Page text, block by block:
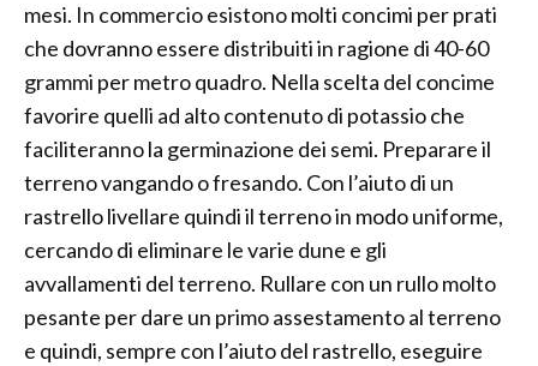
mesi. In commercio esistono molti concimi per prati
che dovranno essere distribuiti in ragione di 40-60
grammi per metro quadro. Nella scelta del concime
favorire quelli ad alto contenuto di potassio che
faciliteranno la germinazione dei semi. Preparare il
terreno vangando o fresando. Con l’aiuto di un
rastrello livellare quindi il terreno in modo uniforme,
cercando di eliminare le varie dune e gli
avvallamenti del terreno. Rullare con un rullo molto
pesante per dare un primo assestamento al terreno
e quindi, sempre con l’aiuto del rastrello, eseguire